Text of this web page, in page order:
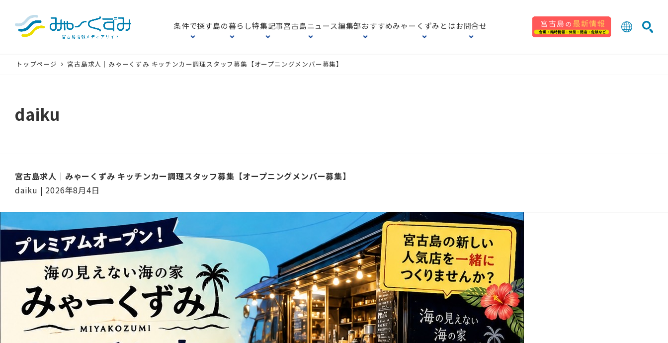
条件で探す島の暮らし特集記事宮古島ニュース編集部おすすめみゃーくずみとはお問合せ
トップページ 宮古島求人｜みゃーくずみ キッチンカー調理スタッフ募集【オープニングメンバー募集】
daiku
宮古島求人｜みゃーくずみ キッチンカー調理スタッフ募集【オープニングメンバー募集】
daiku | 2026年8月4日